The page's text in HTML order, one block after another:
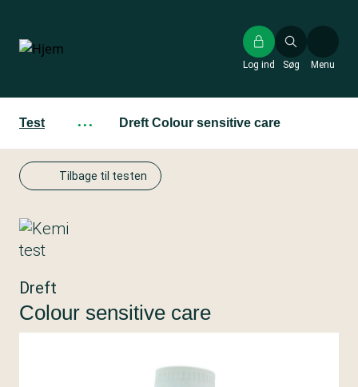
hovedindhold
Søg
Log ind Menu
Test ··· Dreft Colour sensitive care
Tilbage til testen
Dreft
Colour sensitive care